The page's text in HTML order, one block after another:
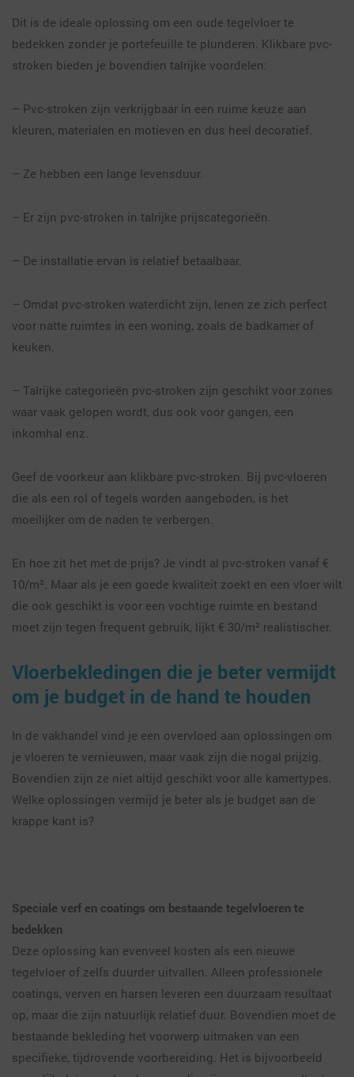
Dit is de ideale oplossing om een oude tegelvloer te
bedekken zonder je portefeuille te plunderen. Klikbare pvc-
stroken bieden je bovendien talrijke voordelen:
– Pvc-stroken zijn verkrijgbaar in een ruime keuze aan
kleuren, materialen en motieven en dus heel decoratief.
– Ze hebben een lange levensduur.
– Er zijn pvc-stroken in talrijke prijscategorieën.
– De installatie ervan is relatief betaalbaar.
– Omdat pvc-stroken waterdicht zijn, lenen ze zich perfect
voor natte ruimtes in een woning, zoals de badkamer of
keuken.
– Talrijke categorieën pvc-stroken zijn geschikt voor zones
waar vaak gelopen wordt, dus ook voor gangen, een
inkomhal enz.
Geef de voorkeur aan klikbare pvc-stroken. Bij pvc-vloeren
die als een rol of tegels worden aangeboden, is het
moeilijker om de naden te verbergen.
En hoe zit het met de prijs? Je vindt al pvc-stroken vanaf €
10/m². Maar als je een goede kwaliteit zoekt en een vloer wilt
die ook geschikt is voor een vochtige ruimte en bestand
moet zijn tegen frequent gebruik, lijkt € 30/m² realistischer.
Vloerbekledingen die je beter vermijdt
om je budget in de hand te houden
In de vakhandel vind je een overvloed aan oplossingen om
je vloeren te vernieuwen, maar vaak zijn die nogal prijzig.
Bovendien zijn ze niet altijd geschikt voor alle kamertypes.
Welke oplossingen vermijd je beter als je budget aan de
krappe kant is?
Speciale verf en coatings om bestaande tegelvloeren te
bedekken
Deze oplossing kan evenveel kosten als een nieuwe
tegelvloer of zelfs duurder uitvallen. Alleen professionele
coatings, verven en harsen leveren een duurzaam resultaat
op, maar die zijn natuurlijk relatief duur. Bovendien moet de
bestaande bekleding het voorwerp uitmaken van een
specifieke, tijdrovende voorbereiding. Het is bijvoorbeeld